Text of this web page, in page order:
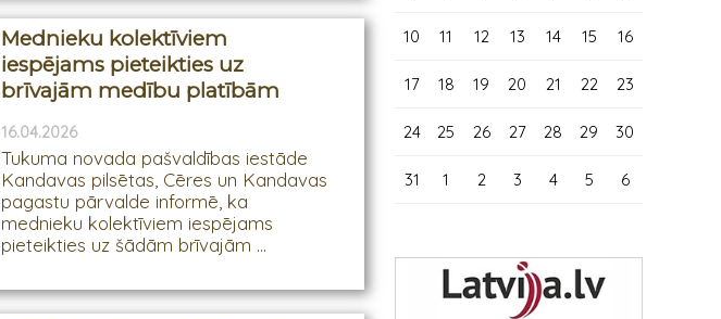
Mednieku kolektīviem
iespējams pieteikties uz
brīvajām medību platībām
16.04.2026
Tukuma novada pašvaldības iestāde
Kandavas pilsētas, Cēres un Kandavas
pagastu pārvalde informē, ka
mednieku kolektīviem iespējams
pieteikties uz šādām brīvajām ...
10 11 12 13 14 15 16
17 18 19 20 21 22 23
24 25 26 27 28 29 30
31 1 2 3 4 5 6